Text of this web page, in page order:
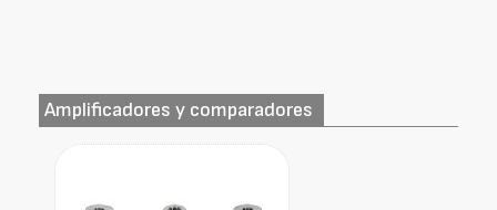
Amplificadores y comparadores